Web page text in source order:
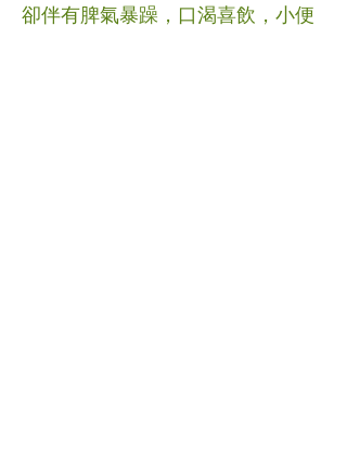
卻伴有脾氣暴躁，口渴喜飲，小便